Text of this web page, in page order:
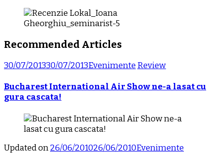
Recommended Articles
30/07/201330/07/2013Evenimente Review
Bucharest International Air Show ne-a lasat cu
gura cascata!
Updated on26/06/201026/06/2010Evenimente